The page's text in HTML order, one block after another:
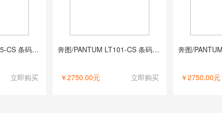
奔图/PANTUM LT205-CS 条码打印机
立即购买
奔图/PANTUM LT101-CS 条码打印机
￥2750.00元 立即购买 ￥2750.00元